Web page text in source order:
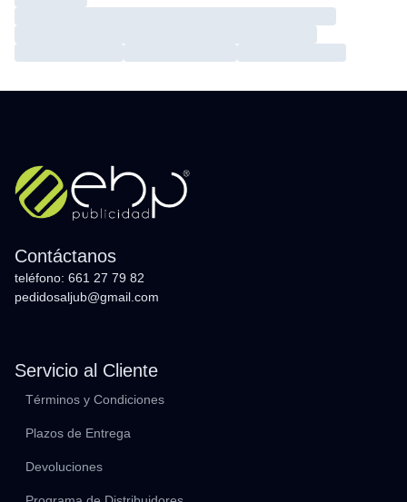
Contáctanos
teléfono: 661 27 79 82
pedidosaljub@gmail.com
Servicio al Cliente
Términos y Condiciones
Plazos de Entrega
Devoluciones